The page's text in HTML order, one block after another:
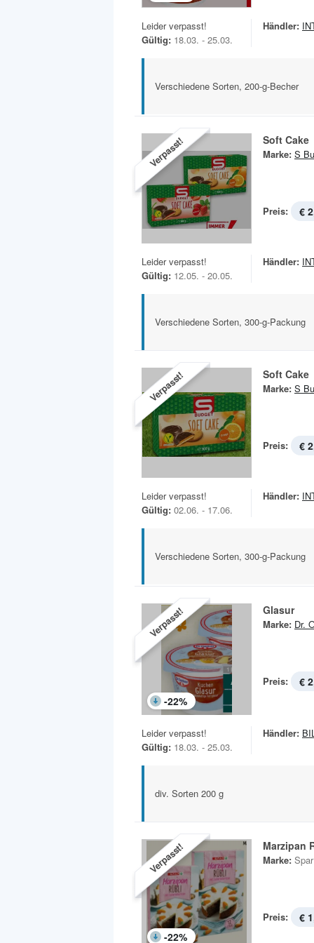
Leider verpasst!
Gültig: 18.03. - 25.03.
Händler:
Verschiedene Sorten, 200-g-Becher
Verpasst! Soft Cake
Marke: S
Preis: €
Leider verpasst!
Gültig: 12.05. - 20.05.
Händler:
Verschiedene Sorten, 300-g-Packung
Verpasst! Soft Cake
Marke: S
Preis: €
Leider verpasst!
Gültig: 02.06. - 17.06.
Händler:
Verschiedene Sorten, 300-g-Packung
Verpasst!
-22%
Glasur
Marke: Dr.
Preis: €
Leider verpasst!
Gültig: 18.03. - 25.03.
Händler:
div. Sorten 200 g
Verpasst!
-22%
Marzipan
Marke: Spar
Preis: €